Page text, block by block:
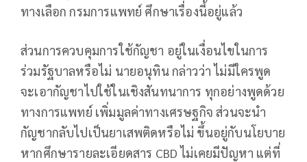
ทางเลือก กรมการแพทย์ ศึกษาเรื่องนี้อยู่แล้ว
ส่วนการควบคุมการใช้กัญชา อยู่ในเงื่อนไขในการ
ร่วมรัฐบาลหรือไม่ นายอนุทิน กล่าวว่า ไม่มีใครพูด
จะเอากัญชาไปใช้ในเชิงสันทนาการ ทุกอย่างพูดด้วย
ทางการแพทย์ เพิ่มมูลค่าทางเศรษฐกิจ ส่วนจะนำ
กัญชากลับไปเป็นยาเสพติดหรือไม่ ขึ้นอยู่กับนโยบาย
หากศึกษารายละเอียดสาร CBD ไม่เคยมีปัญหา แต่ที่